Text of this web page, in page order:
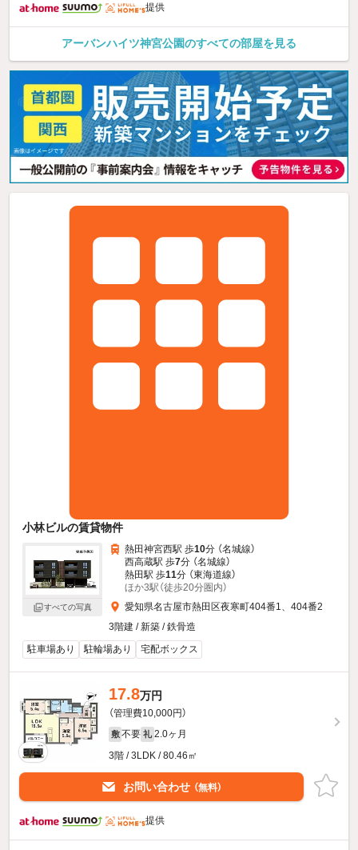
提供
アーバンハイツ神宮公園のすべての部屋を見る
小林ビルの賃貸物件
すべての写真
熱田神宮西駅 歩10分 （名城線）
西高蔵駅 歩7分 （名城線）
熱田駅 歩11分 （東海道線）
ほか3駅（徒歩20分圏内）
愛知県名古屋市熱田区夜寒町404番1、404番2
3階建 / 新築 / 鉄骨造
駐車場あり
駐輪場あり 宅配ボックス
17.8万円
（管理費10,000円）
敷 不要 礼 2.0ヶ月
3階 / 3LDK / 80.46㎡
お問い合わせ （無料）
提供